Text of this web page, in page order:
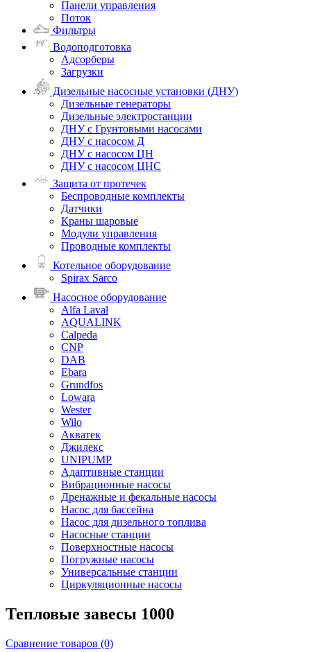
Панели управления
Поток
Фильтры
Водоподготовка
Адсорберы
Загрузки
Дизельные насосные установки (ДНУ)
Дизельные генераторы
Дизельные электростанции
ДНУ с Грунтовыми насосами
ДНУ с насосом Д
ДНУ с насосом ЦН
ДНУ с насосом ЦНС
Защита от протечек
Беспроводные комплекты
Датчики
Краны шаровые
Модули управления
Проводные комплекты
Котельное оборудование
Spirax Sarco
Насосное оборудование
Alfa Laval
AQUALINK
Calpeda
CNP
DAB
Ebara
Grundfos
Lowara
Wester
Wilo
Акватек
Джилекс
UNIPUMP
Адаптивные станции
Вибрационные насосы
Дренажные и фекальные насосы
Насос для бассейна
Насос для дизельного топлива
Насосные станции
Поверхностные насосы
Погружные насосы
Универсальные станции
Циркуляционные насосы
Тепловые завесы 1000
Сравнение товаров (0)